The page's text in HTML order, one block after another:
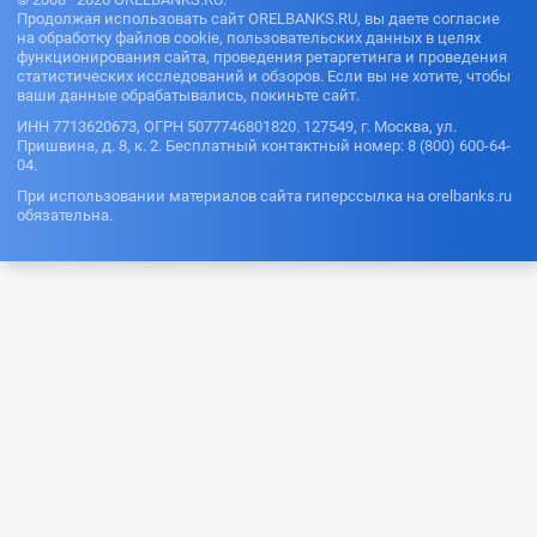
Продолжая использовать сайт ORELBANKS.RU, вы даете согласие
на обработку файлов cookie, пользовательских данных в целях
функционирования сайта, проведения ретаргетинга и проведения
статистических исследований и обзоров. Если вы не хотите, чтобы
ваши данные обрабатывались, покиньте сайт.
ИНН 7713620673, ОГРН 5077746801820. 127549, г. Москва, ул.
Пришвина, д. 8, к. 2. Бесплатный контактный номер: 8 (800) 600-64-
04.
При использовании материалов сайта гиперссылка на orelbanks.ru
обязательна.